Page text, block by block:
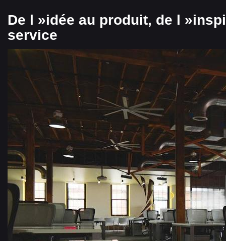
De l »idée au produit, de l
service